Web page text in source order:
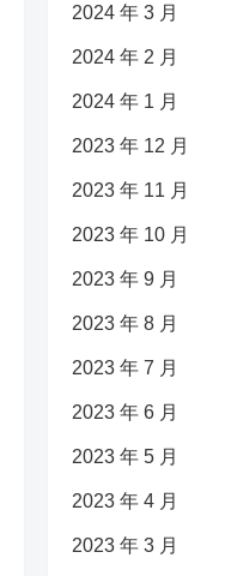
2024 年 3 月
2024 年 2 月
2024 年 1 月
2023 年 12 月
2023 年 11 月
2023 年 10 月
2023 年 9 月
2023 年 8 月
2023 年 7 月
2023 年 6 月
2023 年 5 月
2023 年 4 月
2023 年 3 月